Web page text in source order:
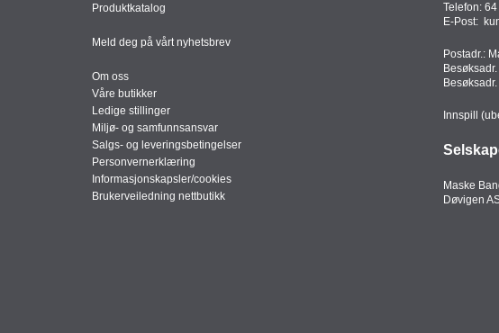
Produktkatalog
Meld deg på vårt nyhetsbrev
Om oss
Våre butikker
Ledige stillinger
Miljø- og samfunnsansvar
Salgs- og leveringsbetingelser
Personvernerklæring
Informasjonskapsler/cookies
Brukerveiledning nettbutikk
Telefon: 64
E-Post:
Postadr.:
Innspill
Maske
Døvigen